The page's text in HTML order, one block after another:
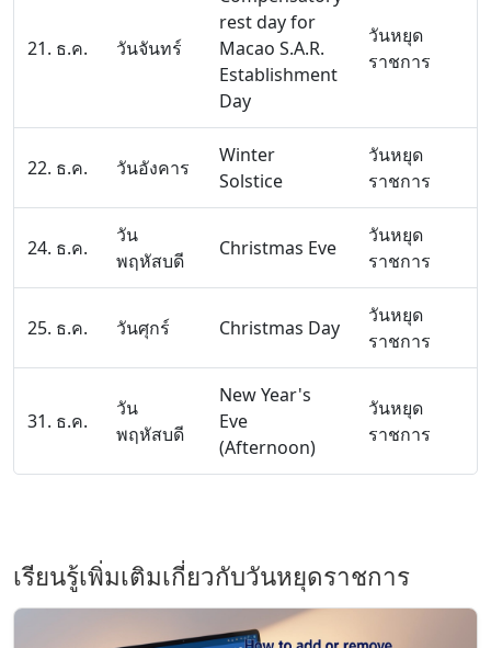
21. ธ.ค. วันจันทร์
rest day for
Macao S.A.R.
Establishment
Day
วันหยุด
ราชการ
22. ธ.ค. วันอังคาร
Winter
Solstice
วันหยุด
ราชการ
24. ธ.ค.
วัน
พฤหัสบดี
Christmas Eve
วันหยุด
ราชการ
25. ธ.ค. วันศุกร์ Christmas Day
วันหยุด
ราชการ
31. ธ.ค.
วัน
พฤหัสบดี
New Year's
Eve
(Afternoon)
วันหยุด
ราชการ
เรียนรู้เพิ่มเติมเกี่ยวกับวันหยุดราชการ